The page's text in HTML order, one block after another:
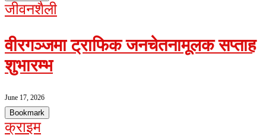
जीवनशैली
वीरगञ्जमा ट्राफिक जनचेतनामूलक सप्ताह
शुभारम्भ
June 17, 2026
Bookmark
क्राइम